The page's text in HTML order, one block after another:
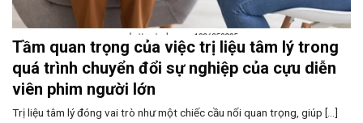
Tầm quan trọng của việc trị liệu tâm lý trong
quá trình chuyển đổi sự nghiệp của cựu diễn
viên phim người lớn
Trị liệu tâm lý đóng vai trò như một chiếc cầu nối quan trọng, giúp [...]